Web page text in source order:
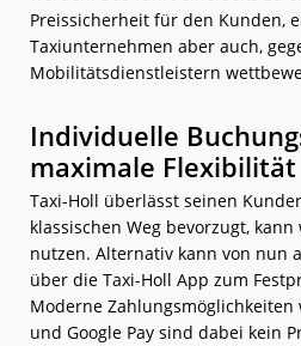
Preissicherheit für den Kunden,
Taxiunternehmen aber auch,
Mobilitätsdienstleistern
Individuelle
maximale Flexibilität
Taxi-Holl überlässt seinen
klassischen Weg bevorzugt,
nutzen. Alternativ kann von nun
über die Taxi-Holl App zum
Moderne Zahlungsmöglichkeiten
und Google Pay sind dabei kein